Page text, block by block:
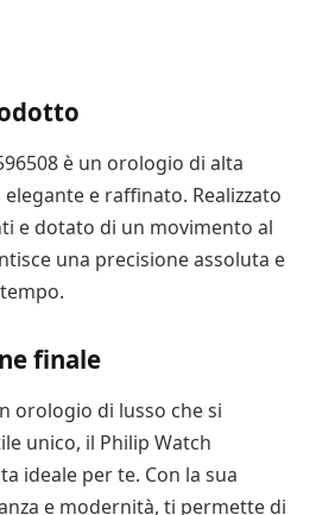
è un orologio di alta
e raffinato. Realizzato
e dotato di un movimento al
una precisione assoluta e
finale
orologio di lusso che si
unico, il Philip Watch
ideale per te. Con la sua
e modernità, ti permette di